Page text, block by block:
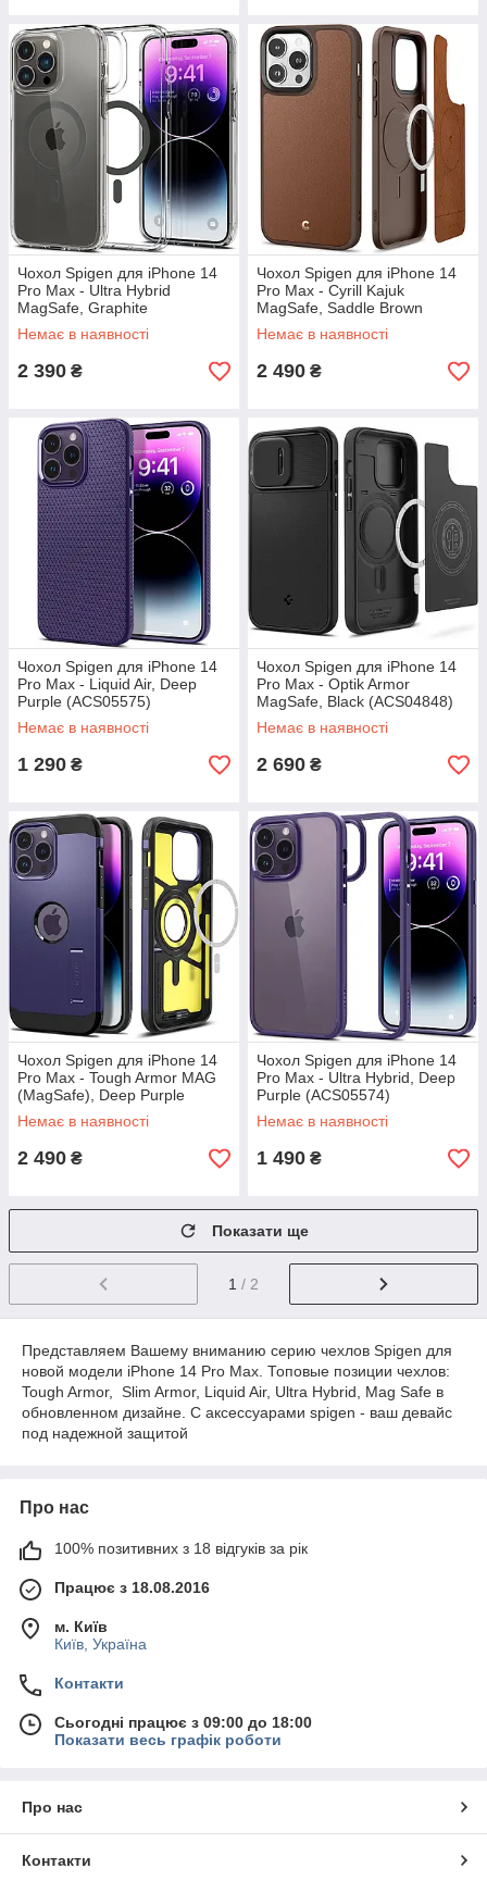
Чохол Spigen для iPhone 14
Pro Max - Ultra Hybrid
MagSafe, Graphite
(ACS04826)
Немає в наявності
2 390 ₴
Чохол Spigen для iPhone 14
Pro Max - Cyrill Kajuk
MagSafe, Saddle Brown
(ACS04881)
Немає в наявності
2 490 ₴
Чохол Spigen для iPhone 14
Pro Max - Liquid Air, Deep
Purple (ACS05575)
Немає в наявності
1 290 ₴
Чохол Spigen для iPhone 14
Pro Max - Optik Armor
MagSafe, Black (ACS04848)
Немає в наявності
2 690 ₴
Чохол Spigen для iPhone 14
Pro Max - Tough Armor MAG
(MagSafe), Deep Purple
(ACS05576)
Немає в наявності
2 490 ₴
Чохол Spigen для iPhone 14
Pro Max - Ultra Hybrid, Deep
Purple (ACS05574)
Немає в наявності
1 490 ₴
Показати ще
1 / 2
Представляем Вашему вниманию серию чехлов Spigen для
новой модели iPhone 14 Pro Max. Топовые позиции чехлов:
Tough Armor, Slim Armor, Liquid Air, Ultra Hybrid, Mag Safe в
обновленном дизайне. С аксессуарами spigen - ваш девайс
под надежной защитой
Про нас
100% позитивних з 18 відгуків за рік
Працює з 18.08.2016
м. Київ
Київ, Україна
Контакти
Сьогодні працює з 09:00 до 18:00
Показати весь графік роботи
Про нас
Контакти